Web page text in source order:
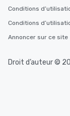
Conditions
Conditions
Annoncer sur ce site
Droit d’auteur ©